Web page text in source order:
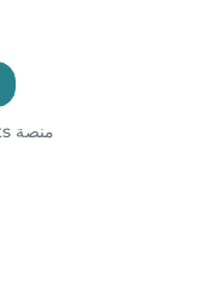
منصة Babysits مجانية للمربيات!